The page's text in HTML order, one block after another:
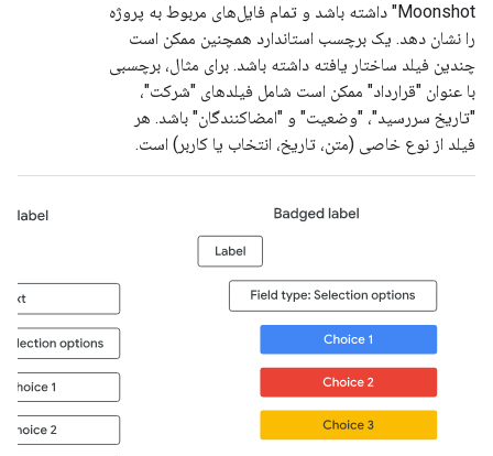
Moonshot" داشته باشد و تمام فایل‌های مربوط به پروژه
را نشان دهد. یک برچسب استاندارد همچنین ممکن است
چندین فیلد ساختار یافته داشته باشد. برای مثال، برچسبی
با عنوان "قرارداد" ممکن است شامل فیلدهای "شرکت"،
"تاریخ سررسید"، "وضعیت" و "امضاکنندگان" باشد. هر
فیلد از نوع خاصی (متن، تاریخ، انتخاب یا کاربر) است.